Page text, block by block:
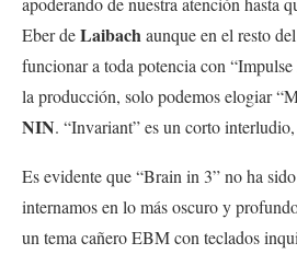
Eber deLaibachaunque en el resto
funcionar a toda potencia con
la producción, solo podemos elogiar
NIN. “Invariant” es un corto
Es evidente que “Brain in 3” no ha
internamos en lo más oscuro y
un tema cañero EBM con teclados